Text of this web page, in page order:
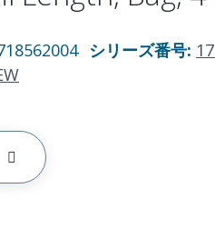
シリーズ番号: